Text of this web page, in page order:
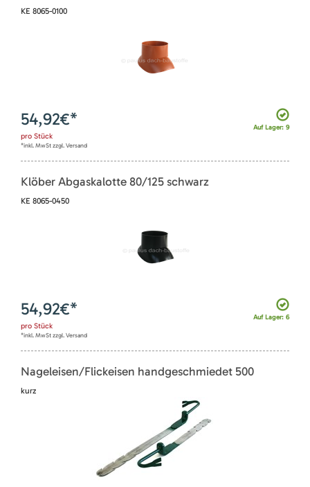
KE 8065-0100
Auf Lager: 9
54,92€*
pro Stück
*inkl. MwSt zzgl. Versand
Klöber Abgaskalotte 80/125 schwarz
KE 8065-0450
Auf Lager: 6
54,92€*
pro Stück
*inkl. MwSt zzgl. Versand
Nageleisen/Flickeisen handgeschmiedet 500
kurz